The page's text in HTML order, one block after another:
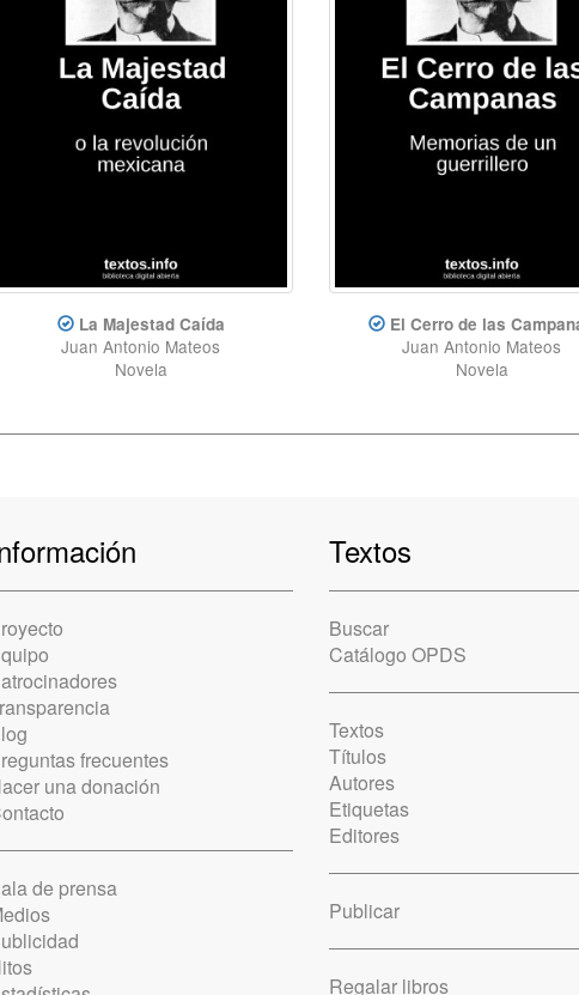
La Majestad Caída
Juan Antonio Mateos
Novela
El Cerro de las
Juan Antonio Mateos
Novela
frecuentes
una donación
de prensa
Textos
Buscar
Catálogo OPDS
Textos
Títulos
Autores
Etiquetas
Editores
Publicar
Regalar libros